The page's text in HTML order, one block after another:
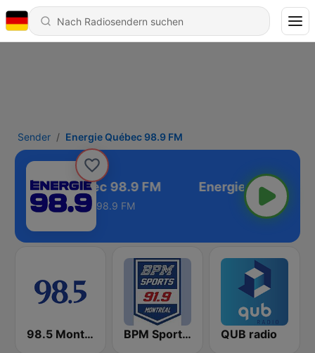
Sender Energie Québec 98.9 FM
Energie Québec 98.9 FM
98.9 FM
98.5 Montréal BPM Sports 91.9 FM QUB radio